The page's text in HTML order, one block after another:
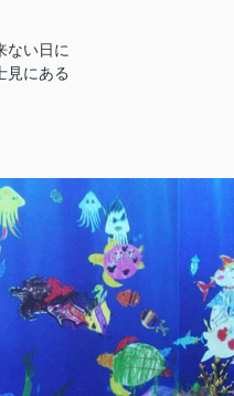
ない日に
見にある